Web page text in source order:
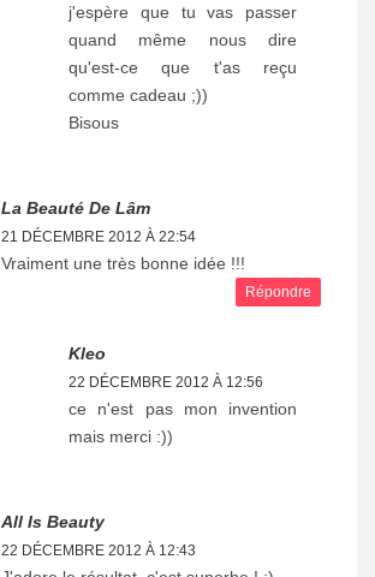
j'espère que tu vas passer
quand même nous dire
qu'est-ce que t'as reçu
comme cadeau ;))
Bisous
La Beauté De Lâm
21 DÉCEMBRE 2012 À 22:54
Vraiment une très bonne idée !!!
Répondre
Kleo
22 DÉCEMBRE 2012 À 12:56
ce n'est pas mon invention
mais merci :))
All Is Beauty
22 DÉCEMBRE 2012 À 12:43